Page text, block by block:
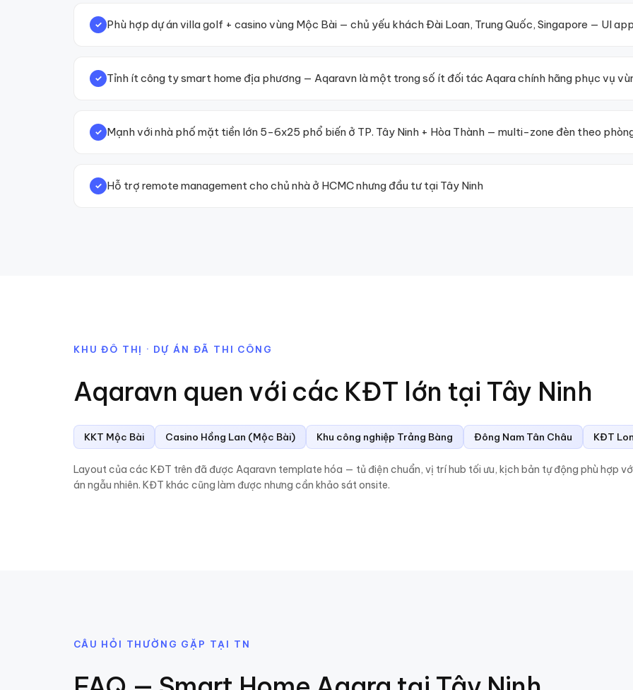
✓ Phù hợp dự án villa golf + casino vùng Mộc Bài — chủ yếu khách Đài Loan, Trung Quốc, Singapore — UI
✓ Tỉnh ít công ty smart home địa phương — Aqaravn là một trong số ít đối tác Aqara chính hãng phục vụ
✓ Mạnh với nhà phố mặt tiền lớn 5-6x25 phổ biến ở TP. Tây Ninh + Hòa Thành — multi-zone đèn theo
✓ Hỗ trợ remote management cho chủ nhà ở HCMC nhưng đầu tư tại Tây Ninh
KHU ĐÔ THỊ · DỰ ÁN ĐÃ THI CÔNG
Aqaravn quen với các KĐT lớn tại Tây Ninh
KKT Mộc Bài Casino Hồng Lan (Mộc Bài) Khu công nghiệp Trảng Bàng Đông Nam Tân Châu KĐT
Layout của các KĐT trên đã được Aqaravn template hóa — tủ điện chuẩn, vị trí hub tối ưu, kịch bản tự động phù hợp
án ngẫu nhiên. KĐT khác cũng làm được nhưng cần khảo sát onsite.
CÂU HỎI THƯỜNG GẶP TẠI TN